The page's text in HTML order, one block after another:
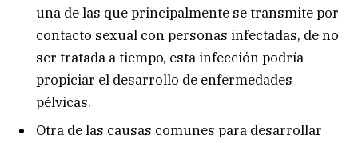
una de las que principalmente se transmite por
contacto sexual con personas infectadas, de no
ser tratada a tiempo, esta infección podría
propiciar el desarrollo de enfermedades
pélvicas.
Otra de las causas comunes para desarrollar